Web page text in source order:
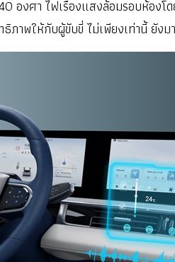
องศา ไฟเรืองแสงล้อมรอบห้อง
าพให้กับผู้ขับขี่ ไม่เพียงเท่านี้ ยัง